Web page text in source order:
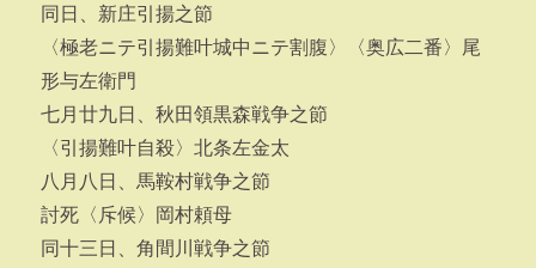
同日、新庄引揚之節
〈極老ニテ引揚難叶城中ニテ割腹〉〈奥広二番〉尾
形与左衛門
七月廿九日、秋田領黒森戦争之節
〈引揚難叶自殺〉北条左金太
八月八日、馬鞍村戦争之節
討死〈斥候〉岡村頼母
同十三日、角間川戦争之節